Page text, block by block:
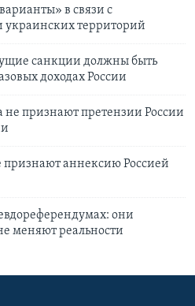
в связи с
территорий
санкции должны быть
доходах России
признают претензии России
аннексию Россией
они
меняют реальности